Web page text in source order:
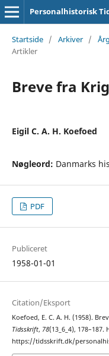
Personalhistorisk
Startside / Arkiver /
Artikler
Breve fra
Eigil C. A. H. Koefoed
Nøgleord: Danmarks
PDF
Publiceret
1958-01-01
Citation/Eksport
Koefoed, E. C. A. H. (1958).
Tidsskrift, 78(13_6_4), 178–187.
https://tidsskrift.dk/